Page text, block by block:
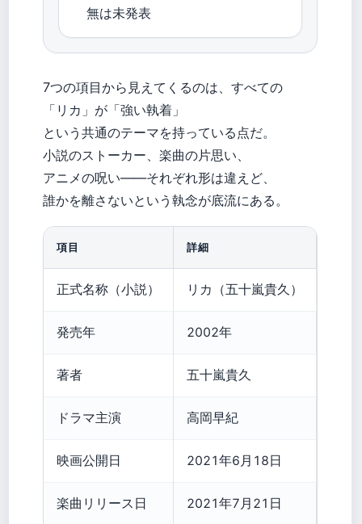
無は未発表
7つの項目から見えてくるのは、すべての
「リカ」が「強い執着」
という共通のテーマを持っている点だ。
小説のストーカー、楽曲の片思い、
アニメの呪い——それぞれ形は違えど、
誰かを離さないという執念が底流にある。
項目 詳細
正式名称（小説） リカ（五十嵐貴久）
発売年 2002年
著者 五十嵐貴久
ドラマ主演 高岡早紀
映画公開日 2021年6月18日
楽曲リリース日 2021年7月21日